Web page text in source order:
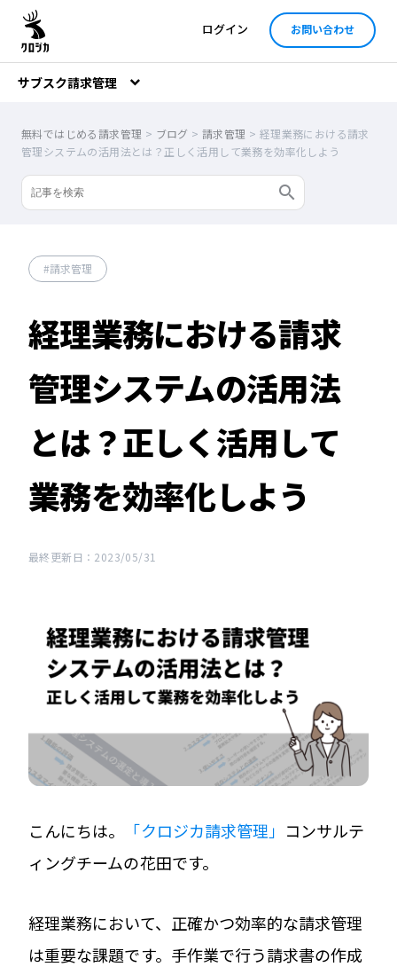
ログイン お問い合わせ
サブスク請求管理
無料ではじめる請求管理 > ブログ >請求管理 > 経理業務における請求
管理システムの活用法とは？正しく活用して業務を効率化しよう
請求管理
経理業務における請求
管理システムの活用法
とは？正しく活用して
業務を効率化しよう
最終更新日：2023/05/31
こんにちは。 「クロジカ請求管理」 コンサルテ
ィングチームの花田です。
経理業務において、正確かつ効率的な請求管理
は重要な課題です。手作業で行う請求書の作成